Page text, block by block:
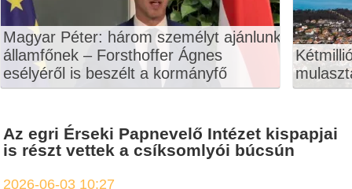
Magyar Péter: három személyt ajánlunk
államfőnek – Forsthoffer Ágnes
esélyéről is beszélt a kormányfő
Az egri Érseki Papnevelő Intézet kispapjai
is részt vettek a csíksomlyói búcsún
2026-06-03 10:27